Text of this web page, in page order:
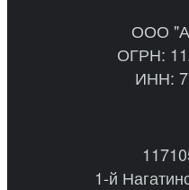
ООО
ОГРН:
ИНН:
1-й